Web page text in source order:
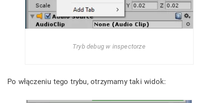
Tryb debug w inspectorze
Po włączeniu tego trybu, otrzymamy taki widok: